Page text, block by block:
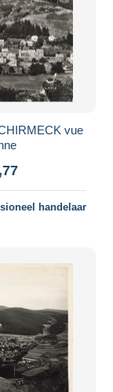
vue
handelaar